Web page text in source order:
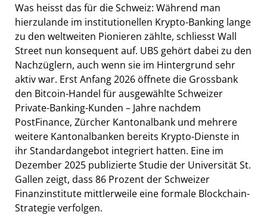
Was heisst das für die Schweiz: Während man
hierzulande im institutionellen Krypto-Banking lange
zu den weltweiten Pionieren zählte, schliesst Wall
Street nun konsequent auf. UBS gehört dabei zu den
Nachzüglern, auch wenn sie im Hintergrund sehr
aktiv war. Erst Anfang 2026 öffnete die Grossbank
den Bitcoin-Handel für ausgewählte Schweizer
Private-Banking-Kunden – Jahre nachdem
PostFinance, Zürcher Kantonalbank und mehrere
weitere Kantonalbanken bereits Krypto-Dienste in
ihr Standardangebot integriert hatten. Eine im
Dezember 2025 publizierte Studie der Universität St.
Gallen zeigt, dass 86 Prozent der Schweizer
Finanzinstitute mittlerweile eine formale Blockchain-
Strategie verfolgen.